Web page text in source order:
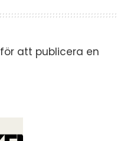
för att publicera en